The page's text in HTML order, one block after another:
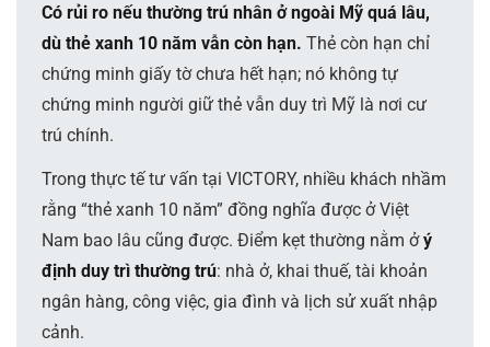
Có rủi ro nếu thường trú nhân ở ngoài Mỹ quá lâu,
dù thẻ xanh 10 năm vẫn còn hạn. Thẻ còn hạn chỉ
chứng minh giấy tờ chưa hết hạn; nó không tự
chứng minh người giữ thẻ vẫn duy trì Mỹ là nơi cư
trú chính.
Trong thực tế tư vấn tại VICTORY, nhiều khách nhầm
rằng “thẻ xanh 10 năm” đồng nghĩa được ở Việt
Nam bao lâu cũng được. Điểm kẹt thường nằm ởý
định duy trì thường trú: nhà ở, khai thuế, tài khoản
ngân hàng, công việc, gia đình và lịch sử xuất nhập
cảnh.